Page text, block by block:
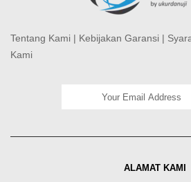
Tentang Kami | Kebijakan Garansi |
Kami
ALAMAT KAMI